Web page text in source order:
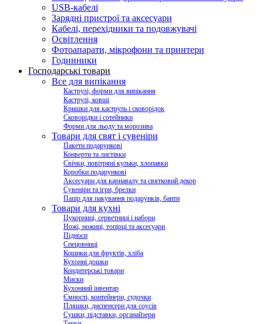
USB-кабелі
Зарядні пристрої та аксесуари
Кабелі, перехідники та подовжувачі
Освітлення
Фотоапарати, мікрофони та принтери
Годинники
Господарські товари
Все для випікання
Каструлі, форми для випікання
Каструлі, ковші
Кришки для каструль і сковорідок
Сковорідки і сотейники
Форми для льоду та морозива
Товари для свят і сувеніри
Пакети подарункові
Конверти та листівки
Свічки, повітряні кульки, хлопавки
Коробки подарункові
Аксесуари для карнавалу та святковий декор
Сувеніри та ігри, брелки
Папір для пакування подарунків, банти
Товари для кухні
Цукорниці, серветниці і набори
Ножі, ножиці, топірці та аксесуари
Підноси
Спецовниці
Кошики для фруктів, хліба
Кухонні дошки
Кондитерські товари
Миски
Кухонний інвентар
Ємності, контейнери, судочки
Пляшки, диспенсери для соусів
Сушки, підставки, органайзери